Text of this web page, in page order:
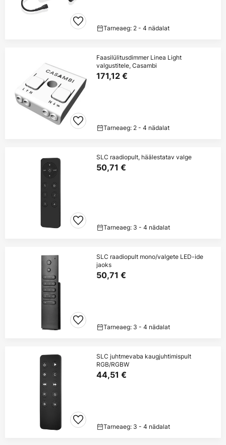
Tarneaeg: 2 - 4 nädalat
Faasilülitusdimmer Linea Light
valgustitele, Casambi
171,12 €
Tarneaeg: 2 - 4 nädalat
SLC raadiopult, häälestatav valge
50,71 €
Tarneaeg: 3 - 4 nädalat
SLC raadiopult mono/valgete LED-ide
jaoks
50,71 €
Tarneaeg: 3 - 4 nädalat
SLC juhtmevaba kaugjuhtimispult
RGB/RGBW
44,51 €
Tarneaeg: 3 - 4 nädalat